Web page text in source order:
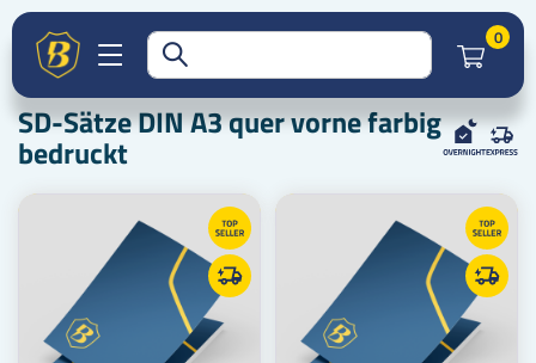
0
Startseite
SD-Sätze DIN A3
SD-Sätze DIN A3 quer
SD-Sätze DIN A3 quer vorne farbig bedruckt
SD-Sätze DIN A3 quer vorne farbig
bedruckt